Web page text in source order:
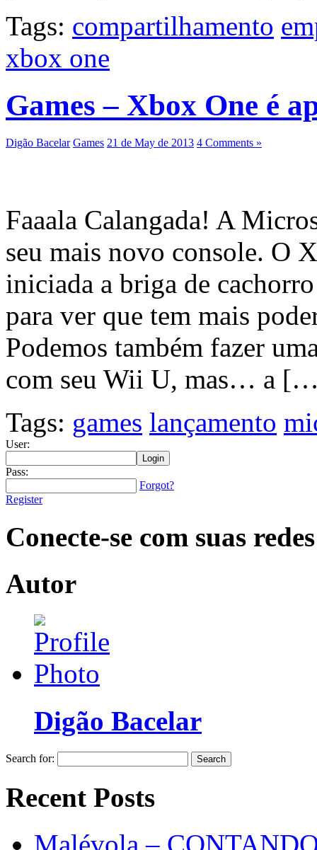
Tags: compartilhamento
xbox one
Games – Xbox One é
Digão Bacelar Games 21 de May de 2013 4 Comments »
Faaala Calangada! A
seu mais novo console. O
iniciada a briga de
para ver que tem mais
Podemos também fazer
com seu Wii U, mas… a
Tags: games lançamento
User:
Pass:
Forgot?
Register
Conecte-se com suas redes
Autor
Digão Bacelar
Search for:
Recent Posts